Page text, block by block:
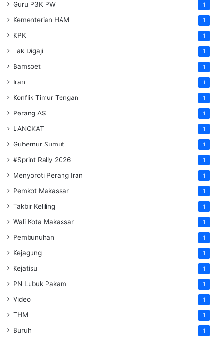
Guru P3K PW 1
Kementerian HAM 1
KPK 1
Tak Digaji 1
Bamsoet 1
Iran 1
Konflik Timur Tengan 1
Perang AS 1
LANGKAT 1
Gubernur Sumut 1
#Sprint Rally 2026 1
Menyoroti Perang Iran 1
Pemkot Makassar 1
Takbir Keliling 1
Wali Kota Makassar 1
Pembunuhan 1
Kejagung 1
Kejatisu 1
PN Lubuk Pakam 1
Video 1
THM 1
Buruh 1